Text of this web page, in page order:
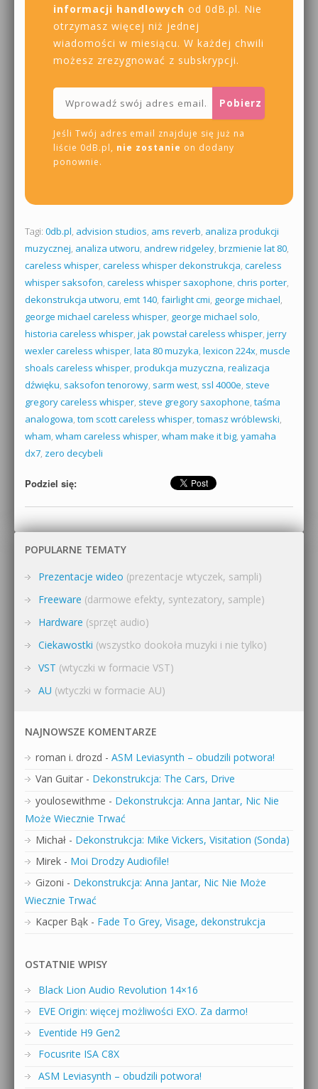
informacji handlowych od 0dB.pl. Nie
otrzymasz więcej niż jednej
wiadomości w miesiącu. W każdej chwili
możesz zrezygnować z subskrypcji.
Jeśli Twój adres email znajduje się już na
liście 0dB.pl, nie zostanie on dodany
ponownie.
Tagi: 0db.pl, advision studios, ams reverb, analiza produkcji
muzycznej, analiza utworu, andrew ridgeley, brzmienie lat 80,
careless whisper, careless whisper dekonstrukcja, careless
whisper saksofon, careless whisper saxophone, chris porter,
dekonstrukcja utworu, emt 140, fairlight cmi, george michael,
george michael careless whisper, george michael solo,
historia careless whisper, jak powstał careless whisper, jerry
wexler careless whisper, lata 80 muzyka, lexicon 224x, muscle
shoals careless whisper, produkcja muzyczna, realizacja
dźwięku, saksofon tenorowy, sarm west, ssl 4000e, steve
gregory careless whisper, steve gregory saxophone, taśma
analogowa, tom scott careless whisper, tomasz wróblewski,
wham, wham careless whisper, wham make it big, yamaha
dx7, zero decybeli
Podziel się:
POPULARNE TEMATY
Prezentacje wideo (prezentacje wtyczek, sampli)
Freeware (darmowe efekty, syntezatory, sample)
Hardware (sprzęt audio)
Ciekawostki (wszystko dookoła muzyki i nie tylko)
VST (wtyczki w formacie VST)
AU (wtyczki w formacie AU)
NAJNOWSZE KOMENTARZE
roman i. drozd - ASM Leviasynth – obudzili potwora!
Van Guitar - Dekonstrukcja: The Cars, Drive
youlosewithme - Dekonstrukcja: Anna Jantar, Nic Nie
Może Wiecznie Trwać
Michał - Dekonstrukcja: Mike Vickers, Visitation (Sonda)
Mirek - Moi Drodzy Audiofile!
Gizoni - Dekonstrukcja: Anna Jantar, Nic Nie Może
Wiecznie Trwać
Kacper Bąk - Fade To Grey, Visage, dekonstrukcja
OSTATNIE WPISY
Black Lion Audio Revolution 14×16
EVE Origin: więcej możliwości EXO. Za darmo!
Eventide H9 Gen2
Focusrite ISA C8X
ASM Leviasynth – obudzili potwora!